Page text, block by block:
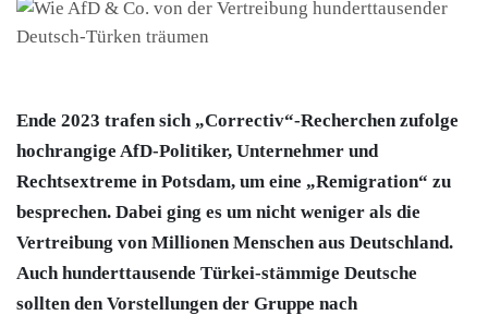
Ende 2023 trafen sich „Correctiv“-Recherchen zufolge
hochrangige AfD-Politiker, Unternehmer und
Rechtsextreme in Potsdam, um eine „Remigration“ zu
besprechen. Dabei ging es um nicht weniger als die
Vertreibung von Millionen Menschen aus Deutschland.
Auch hunderttausende Türkei-stämmige Deutsche
sollten den Vorstellungen der Gruppe nach